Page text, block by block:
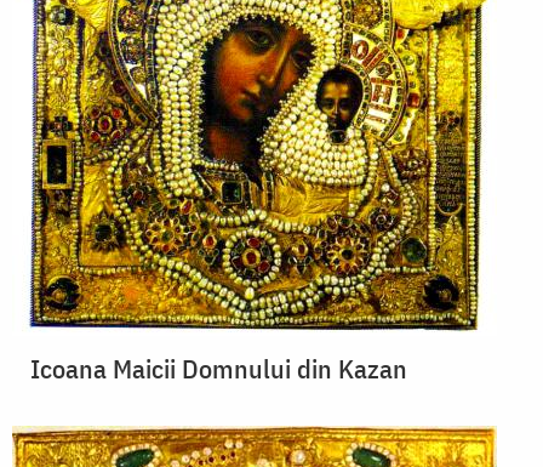
Icoana Maicii Domnului din Kazan